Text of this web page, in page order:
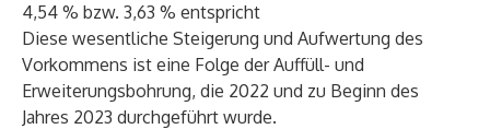
4,54 % bzw. 3,63 % entspricht
Diese wesentliche Steigerung und Aufwertung des
Vorkommens ist eine Folge der Auffüll- und
Erweiterungsbohrung, die 2022 und zu Beginn des
Jahres 2023 durchgeführt wurde.